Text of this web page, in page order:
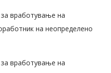
вработување на
на неопределено
вработување на